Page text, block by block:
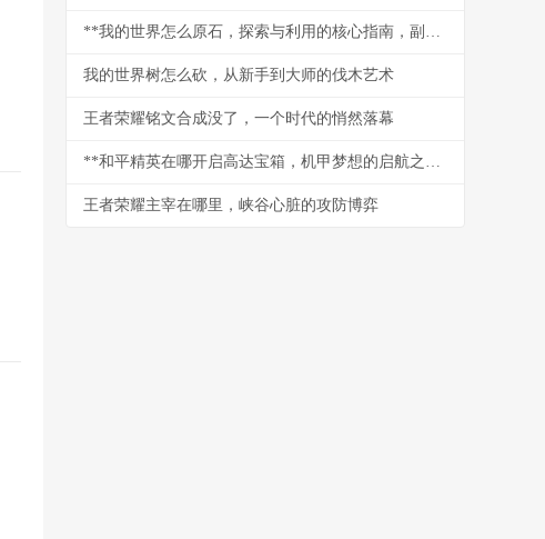
**我的世界怎么原石，探索与利用的核心指南，副标题，从挖掘到精通的资源哲学**
我的世界树怎么砍，从新手到大师的伐木艺术
王者荣耀铭文合成没了，一个时代的悄然落幕
**和平精英在哪开启高达宝箱，机甲梦想的启航之门**
王者荣耀主宰在哪里，峡谷心脏的攻防博弈